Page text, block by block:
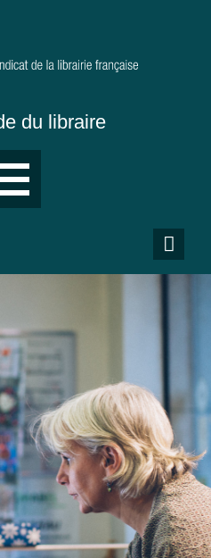
du libraire